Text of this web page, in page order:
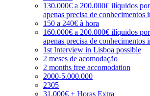
130.000€ a 200.000€ ilíquidos
apenas precisa de conhecimentos
150 a 240€ à hora
160.000€ a 200.000€ ilíquidos
apenas precisa de conhecimentos
1st Interview in Lisboa possible
2 meses de acomodação
2 months free accomodation
2000-5.000.000
2305
31.000€ + Horas Extra